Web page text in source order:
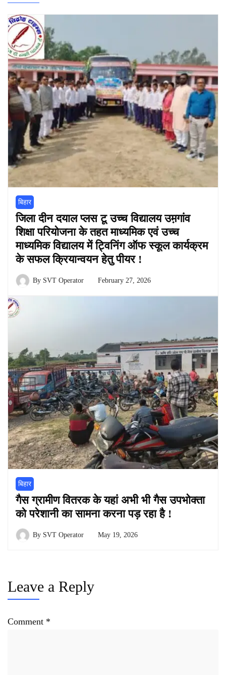
बिहार
जिला दीन दयाल प्लस टू उच्च विद्यालय उम़गांव
शिक्षा परियोजना के तहत माध्यमिक एवं उच्च
माध्यमिक विद्यालय में ट्विनिंग ऑफ स्कूल कार्यक्रम
के सफल क्रियान्वयन हेतु पीयर !
By SVT Operator February 27, 2026
बिहार
गैस ग्रामीण वितरक के यहां अभी भी गैस उपभोक्ता
को परेशानी का सामना करना पड़ रहा है !
By SVT Operator May 19, 2026
Leave a Reply
Comment *